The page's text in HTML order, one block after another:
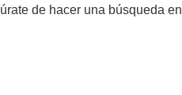
de hacer una búsqueda